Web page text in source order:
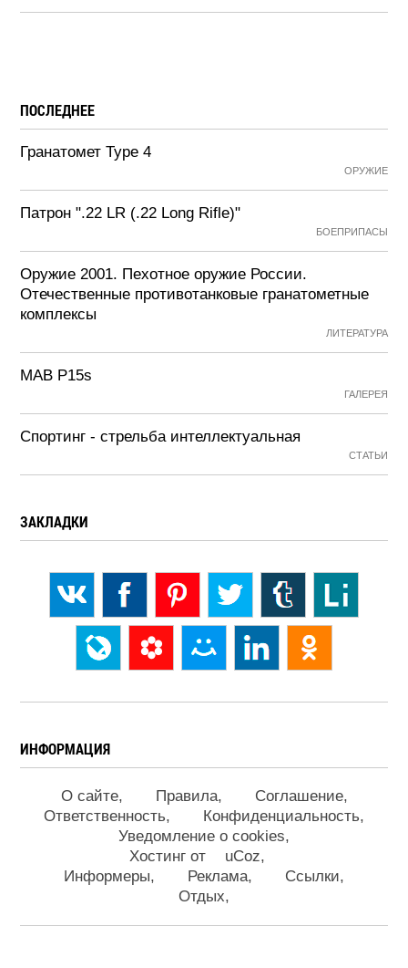
ПОСЛЕДНЕЕ
Гранатомет Type 4
ОРУЖИЕ
Патрон ".22 LR (.22 Long Rifle)"
БОЕПРИПАСЫ
Оружие 2001. Пехотное оружие России.
Отечественные противотанковые гранатометные
комплексы
ЛИТЕРАТУРА
MAB P15s
ГАЛЕРЕЯ
Спортинг - стрельба интеллектуальная
СТАТЬИ
ЗАКЛАДКИ
ИНФОРМАЦИЯ
О сайте Правила
Соглашение
Ответственность
Конфиденциальность
Уведомление о cookies
Хостинг от
uCoz
Информеры
Реклама
Ссылки
Отдых